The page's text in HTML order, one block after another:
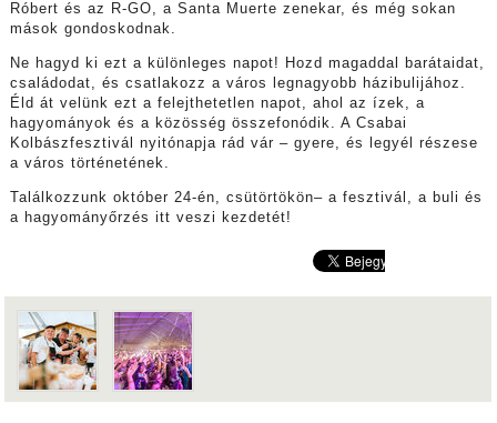
Róbert és az R-GO, a Santa Muerte zenekar, és még sokan
mások gondoskodnak.
Ne hagyd ki ezt a különleges napot! Hozd magaddal barátaidat,
családodat, és csatlakozz a város legnagyobb házibulijához.
Éld át velünk ezt a felejthetetlen napot, ahol az ízek, a
hagyományok és a közösség összefonódik. A Csabai
Kolbászfesztivál nyitónapja rád vár – gyere, és legyél részese
a város történetének.
Találkozzunk október 24-én, csütörtökön– a fesztivál, a buli és
a hagyományőrzés itt veszi kezdetét!